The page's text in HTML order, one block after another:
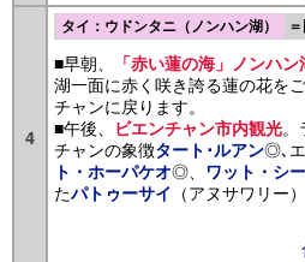
4
タイ：ウドンタニ（ノンハン湖）
■早朝、 「赤い蓮の海」ノンハ
湖一面に赤く咲き誇る蓮の花を
チャンに戻ります。
■午後、
ビエンチャン市内観光
チャンの象徴タート･ルアン◎､
ト・ホーパケオ◎、 ワット・シ
たパトゥーサイ （アヌサワリー